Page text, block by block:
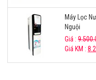
Máy Lọc
Nguội
Giá :
Giá KM :